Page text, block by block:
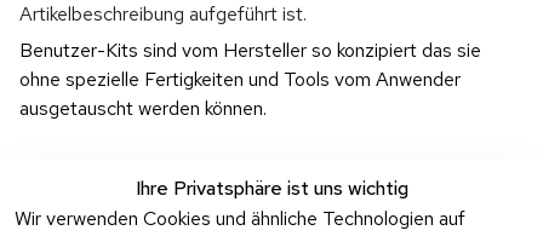
Artikelbeschreibung aufgeführt ist.
Benutzer-Kits sind vom Hersteller so konzipiert das sie
ohne spezielle Fertigkeiten und Tools vom Anwender
ausgetauscht werden können.
Ihre Privatsphäre ist uns wichtig
Wir verwenden Cookies und ähnliche Technologien auf